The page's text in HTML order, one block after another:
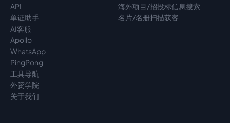
API
单证助手
AI客服
Apollo
WhatsApp
PingPong
工具导航
外贸学院
关于我们
海外项目/招投标信息搜索
名片/名册扫描获客